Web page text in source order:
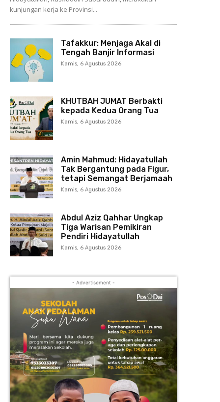
kunjungan kerja ke Provinsi...
Tafakkur: Menjaga Akal di
Tengah Banjir Informasi
Kamis, 6 Agustus 2026
KHUTBAH JUMAT Berbakti
kepada Kedua Orang Tua
Kamis, 6 Agustus 2026
Amin Mahmud: Hidayatullah
Tak Bergantung pada Figur,
tetapi Semangat Berjamaah
Kamis, 6 Agustus 2026
Abdul Aziz Qahhar Ungkap
Tiga Warisan Pemikiran
Pendiri Hidayatullah
Kamis, 6 Agustus 2026
- Advertisement -